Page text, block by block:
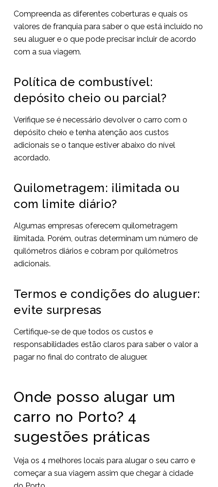
Compreenda as diferentes coberturas e quais os
valores de franquia para saber o que está incluído no
seu aluguer e o que pode precisar incluir de acordo
com a sua viagem.
Política de combustível:
depósito cheio ou parcial?
Verifique se é necessário devolver o carro com o
depósito cheio e tenha atenção aos custos
adicionais se o tanque estiver abaixo do nível
acordado.
Quilometragem: ilimitada ou
com limite diário?
Algumas empresas oferecem quilometragem
ilimitada. Porém, outras determinam um número de
quilómetros diários e cobram por quilómetros
adicionais.
Termos e condições do aluguer:
evite surpresas
Certifique-se de que todos os custos e
responsabilidades estão claros para saber o valor a
pagar no final do contrato de aluguer.
Onde posso alugar um
carro no Porto? 4
sugestões práticas
Veja os 4 melhores locais para alugar o seu carro e
começar a sua viagem assim que chegar à cidade